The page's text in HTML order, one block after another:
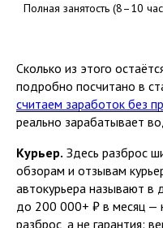
Полная занятость (8–10
Сколько из этого
подробно посчитано в
считаем заработок без
реально зарабатывает
Курьер. Здесь разброс
обзорам и отзывам
автокурьера называют в
до 200 000+ ₽ в месяц —
разброс, а не гарантия: